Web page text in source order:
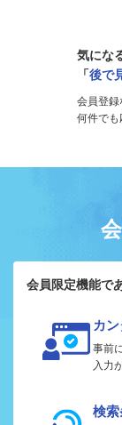
気にな
「後で
会員登録
何件でも
会員限定機能で
カ
事前
入力
検